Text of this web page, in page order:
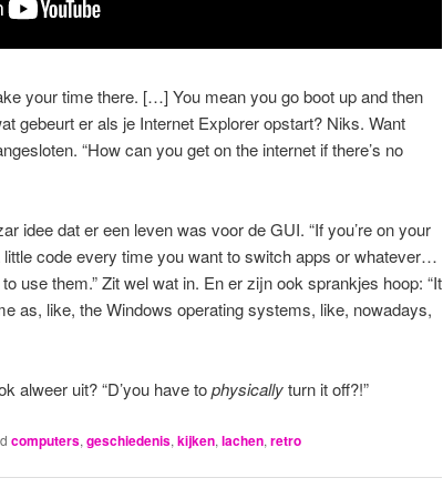
your time there. […] You mean you go boot up and then
gebeurt er als je Internet Explorer opstart? Niks. Want
“How can you get on the internet if there’s no
idee dat er een leven was voor de GUI. “If you’re on your
code every time you want to switch apps or whatever…
use them.” Zit wel wat in. En er zijn ook sprankjes hoop: “It
as, like, the Windows operating systems, like, nowadays,
alweer uit? “D’you have tophysicallyturn it off?!”
computers, geschiedenis, kijken, lachen, retro